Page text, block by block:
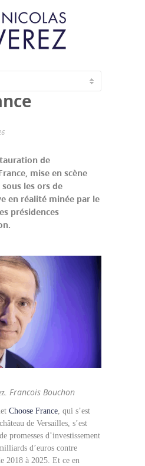
France à
de
mise en scène
les ors de
en réalité minée par le
présidences
Francois Bouchon
Choose France, qui s’est
de Versailles, s’est
promesses d’investissement
d’euros contre
2018 à 2025. Et ce en